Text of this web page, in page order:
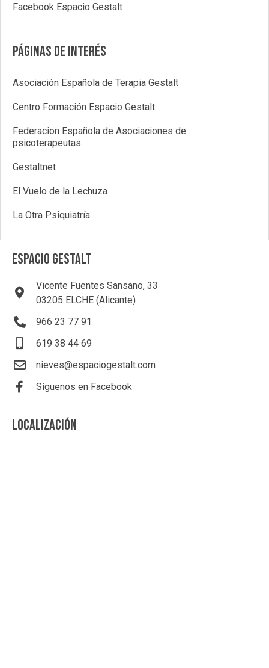
Facebook Espacio Gestalt
Páginas de interés
Asociación Española de Terapia Gestalt
Centro Formación Espacio Gestalt
Federacion Española de Asociaciones de
psicoterapeutas
Gestaltnet
El Vuelo de la Lechuza
La Otra Psiquiatría
ESPACIO GESTALT
Vicente Fuentes Sansano, 33
03205 ELCHE (Alicante)
966 23 77 91
619 38 44 69
nieves@espaciogestalt.com
Síguenos en Facebook
LOCALIZACIÓN